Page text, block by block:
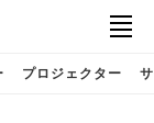
プロジェクター